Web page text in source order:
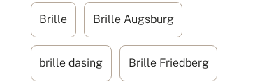
Brille Brille Augsburg
brille dasing Brille Friedberg